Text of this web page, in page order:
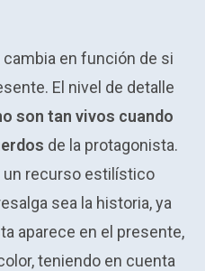
en función de si
El nivel de detalle
son tan vivos cuando
de la protagonista.
un recurso estilístico
sea la historia, ya
aparece en el presente,
teniendo en cuenta